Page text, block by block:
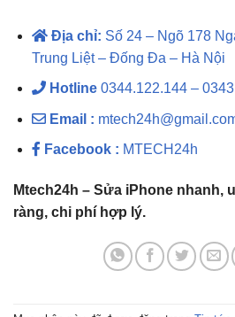
Địa chỉ: Số 24 – Ngõ 178
Trung Liệt – Đống Đa – Hà Nội
Hotline0344.122.144 –
Email :
Facebook : MTECH24h
Mtech24h – Sửa iPhone nhanh,
ràng, chi phí hợp lý.